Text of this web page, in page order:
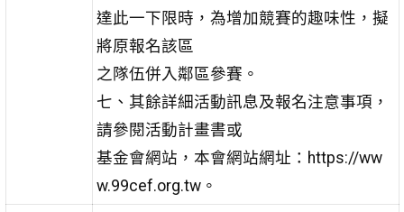
達此一下限時，為增加競賽的趣味性，擬
將原報名該區
之隊伍併入鄰區參賽。
七、其餘詳細活動訊息及報名注意事項，
請參閱活動計畫書或
基金會網站，本會網站網址：https://ww
w.99cef.org.tw。